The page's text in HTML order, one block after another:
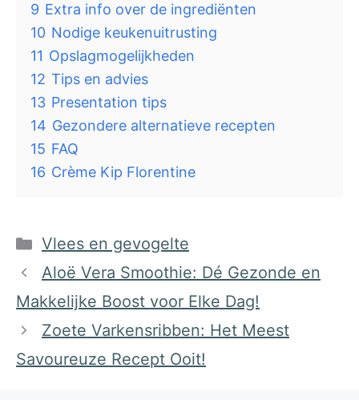
9 Extra info over de ingrediënten
10 Nodige keukenuitrusting
11 Opslagmogelijkheden
12 Tips en advies
13 Presentation tips
14 Gezondere alternatieve recepten
15 FAQ
16 Crème Kip Florentine
Categorieën
Vlees en gevogelte
Aloë Vera Smoothie: Dé Gezonde en
Makkelijke Boost voor Elke Dag!
Zoete Varkensribben: Het Meest
Savoureuze Recept Ooit!